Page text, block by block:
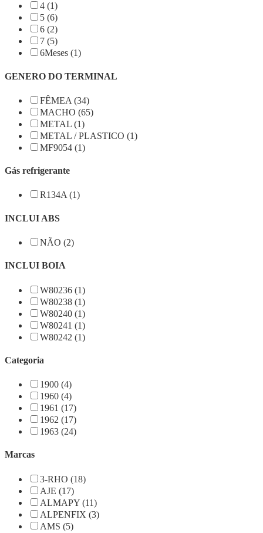
4 (1)
5 (6)
6 (2)
7 (5)
6Meses (1)
GENERO DO TERMINAL
FÊMEA (34)
MACHO (65)
METAL (1)
METAL / PLASTICO (1)
MF9054 (1)
Gás refrigerante
R134A (1)
INCLUI ABS
NÃO (2)
INCLUI BOIA
W80236 (1)
W80238 (1)
W80240 (1)
W80241 (1)
W80242 (1)
Categoria
1900 (4)
1960 (4)
1961 (17)
1962 (17)
1963 (24)
Marcas
3-RHO (18)
AJE (17)
ALMAPY (11)
ALPENFIX (3)
AMS (5)